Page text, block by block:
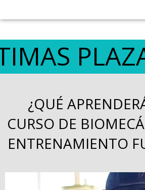
¿QUÉ
CURSO DE
ENTRENAMIENTO